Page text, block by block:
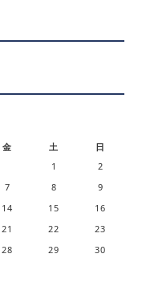
金 土 日
1
2
7 8
9
14 15
16
21 22
23
28 29
30